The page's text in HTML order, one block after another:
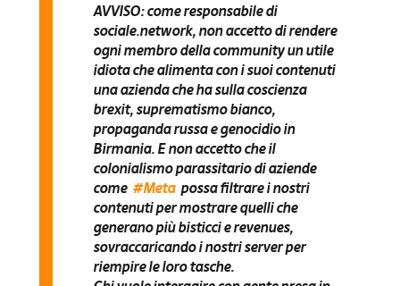
AVVISO: come responsabile di
sociale.network, non accetto di rendere
ogni membro della community un utile
idiotache alimenta con i suoi contenuti
una azienda che ha sulla coscienza
brexit, suprematismo bianco,
propaganda russa e genocidio in
Birmania. E non accetto che il
colonialismo parassitario di aziende
come #Meta possa filtrare i nostri
contenutiper mostrare quelli che
generano più bisticci e revenues,
sovraccaricando i nostri server per
riempire le loro tasche.